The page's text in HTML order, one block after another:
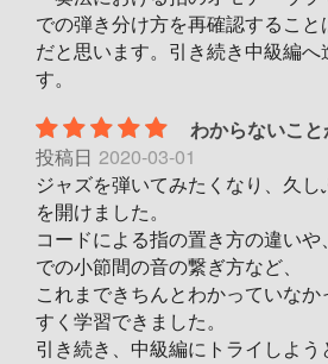
での弾き分け方を再確認するこ
だと思います。引き続き中級編へ
す。
わからないこと
投稿日 2020-03-01
ジャズを弾いてみたくなり、久
を開けました。
コードによる指の置き方の違い
での小節間の音の繋ぎ方など、
これまできちんとわかっていな
すく学習できました。
引き続き、中級編にトライしよう